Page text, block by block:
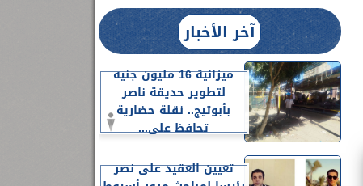
آخر الأخبار
ميزانية 16 مليون جنيه
لتطوير حديقة ناصر
بأبوتيج.. نقلة حضارية
تحافظ على...
تعيين العقيد على نصر